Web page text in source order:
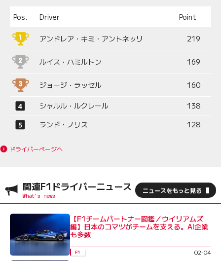
Pos. Driver Point
アンドレア・キミ・アントネッリ 219
ルイス・ハミルトン 169
ジョージ・ラッセル 160
シャルル・ルクレール
138
ランド・ノリス
128
ドライバーページへ
関連F1ドライバーニュース ニュースをもっと見る
【F1チームパートナー図鑑／ウイリアムズ
編】日本のコマツがチームを支える。AI企業
も多数
F1 02-04